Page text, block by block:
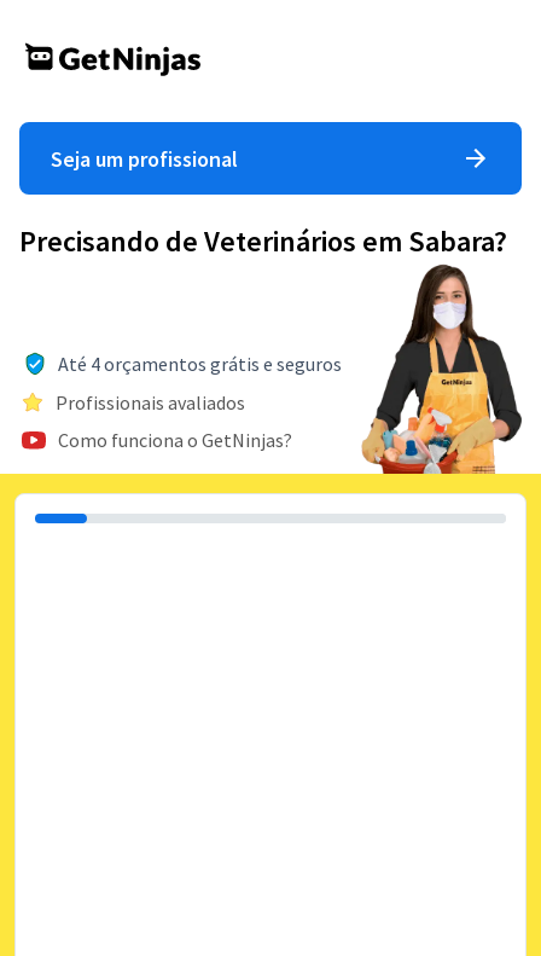
Seja um profissional
Precisando de Veterinários em Sabara?
Até 4 orçamentos grátis e seguros
Profissionais avaliados
Como funciona o GetNinjas?